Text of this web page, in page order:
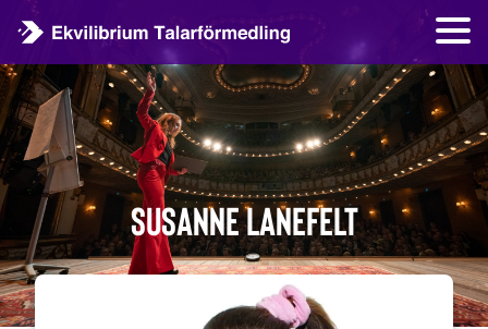
Susanne Lanefelt